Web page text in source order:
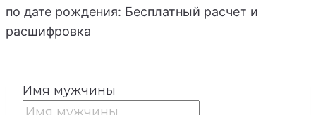
по дате рождения: Бесплатный расчет и
расшифровка
Имя мужчины